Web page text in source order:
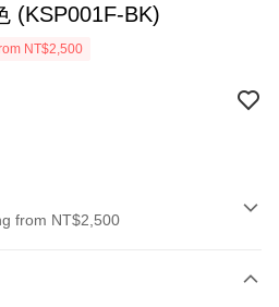
(KSP001F-BK)
NT$2,500
from NT$2,500